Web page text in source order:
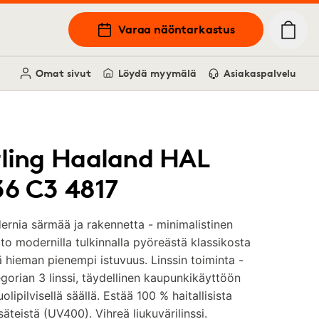
Varaa näöntarkastus
Omat sivut Löydä myymälä Asiakaspalvelu
Haaland HAL
C3 4817
särmää ja rakennetta - minimalistinen
modernilla tulkinnalla pyöreästä klassikosta
hieman pienempi istuvuus. Linssin toiminta -
3 linssi, täydellinen kaupunkikäyttöön
säällä. Estää 100 % haitallisista
(UV400). Vihreä liukuvärilinssi.